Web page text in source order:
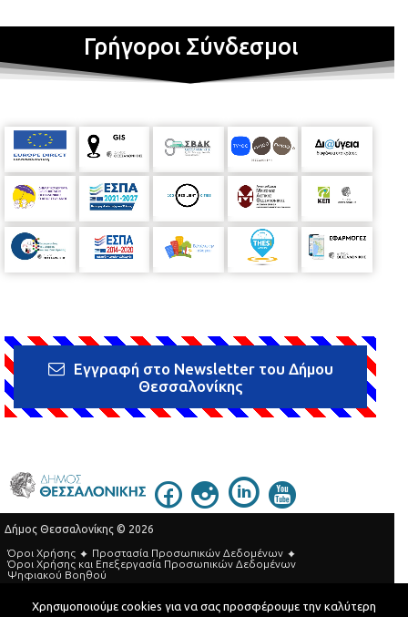
Γρήγοροι Σύνδεσμοι
Εγγραφή στο Newsletter του Δήμου
Θεσσαλονίκης
Δήμος Θεσσαλονίκης © 2026
Όροι Χρήσης
Προστασία Προσωπικών Δεδομένων
Όροι Xρήσης και Eπεξεργασία Προσωπικών Δεδομένων
Ψηφιακού Βοηθού
Τηλεφωνικός Κατάλογος
Χρησιμοποιούμε cookies για να σας προσφέρουμε την καλύτερη